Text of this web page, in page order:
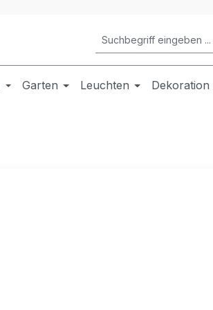
Garten Leuchten Dekoration